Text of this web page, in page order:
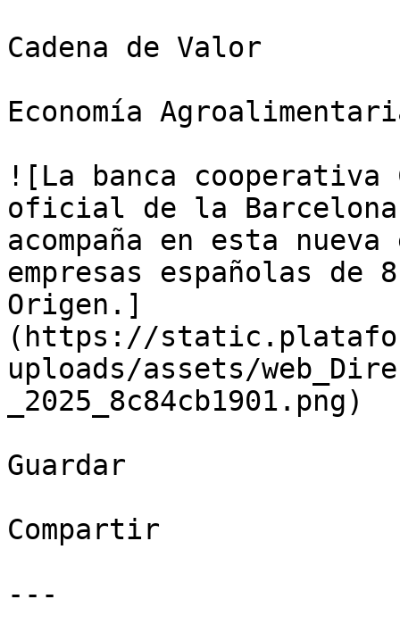
Cadena de Valor
Economía
![La banca
oficial de la Barcelona
acompaña en esta
empresas españolas de
Origen.]
(https://
uploads/assets/
_2025_8c84cb1901.png)
Guardar
Compartir
---